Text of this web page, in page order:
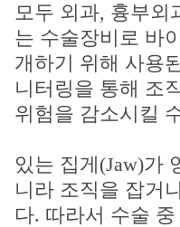
모두 외과, 흉부외
는 수술장비로 바
개하기 위해 사용
니터링을 통해 조
위험을 감소시킬
있는 집게(Jaw)가
니라 조직을 잡거
다. 따라서 수술